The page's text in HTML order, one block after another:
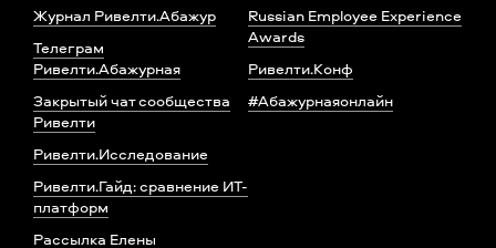
Журнал Ривелти.Абажур
Телеграм
Ривелти.Абажурная
Закрытый чат сообщества
Ривелти
Ривелти.Исследование
Ривелти.Гайд: сравнение ИТ-
платформ
Рассылка Елены
Russian Employee Experience
Awards
Ривелти.Конф
#Абажурнаяонлайн